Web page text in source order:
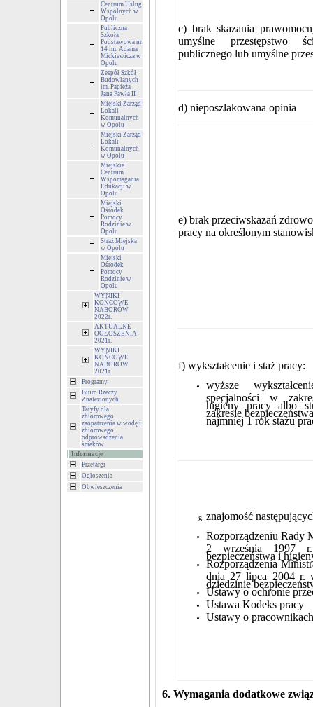
Centrum Usług
Wspólnych w
Opolu
Publiczna
Szkoła
Podstawowa nr
14 im. Adama
Mickiewicza w
Opolu
Zespół Szkół
Budowlanych
im. Papieża
Jana Pawła II
Miejski Zarząd
Lokali
Komunalnych
w Opolu
Miejski Zarząd
Lokali
Komunalnych
w Opolu
Miejskie
Centrum
Wspomagania
Edukacji w
Opolu
Miejski
Ośrodek
Pomocy
Rodzinie w
Opolu
Straż Miejska
w Opolu
Miejski
Ośrodek
Pomocy
Rodzinie w
Opolu
WYNIKI
KOŃCOWE
NABORÓW
2022r.
AKTUALNE
OGŁOSZENIA
2021r.
WYNIKI
KOŃCOWE
NABORÓW
2021r.
Programy
Biuro Rzeczy
Znalezionych
Tatyfy dla
zbiorowego
zaopatrzenia w wodę i
zbiorowego
odprowadzenia
ścieków
Informacje
Przetargi
Ogłoszenia
Obwieszczenia
c) brak skazania
umyślne przestępstwo
publicznego lub umyślne
d) nieposzlakowana opinia
e) brak przeciwskazań
pracy na określonym
f) wykształcenie i staż pracy:
wyższe
specjalności w
higieny pracy albo
zakresie
najmniej 1 rok stażu
znajomość
Rozporządzeniu Rady
2 września 1997
bezpieczeństwa i
Rozporządzenia
dnia 27 lipca 2004 r.
dziedzinie
Ustawy o ochronie
Ustawa Kodeks pracy
Ustawy o
6. Wymagania dodatkowe